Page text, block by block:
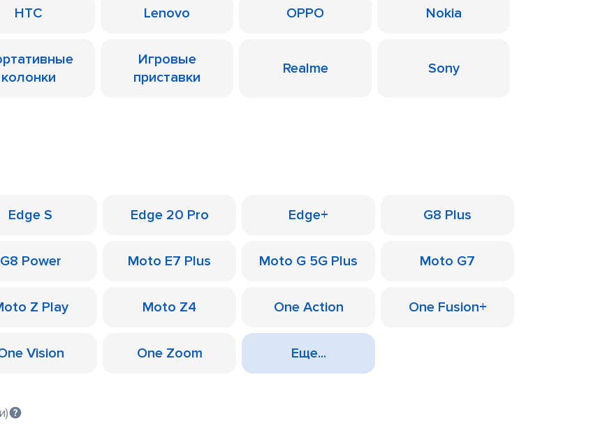
HTC Lenovo OPPO Nokia
колонки
Игровые
приставки
Realme Sony
Edge S Edge 20 Pro Edge+ G8 Plus
G8 Power Moto E7 Plus Moto G 5G Plus Moto G7
Z Play Moto Z4 One Action One Fusion+
Vision One Zoom Еще...